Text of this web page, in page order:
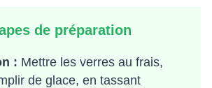
de préparation
: Mettre les verres au frais,
de glace, en tassant